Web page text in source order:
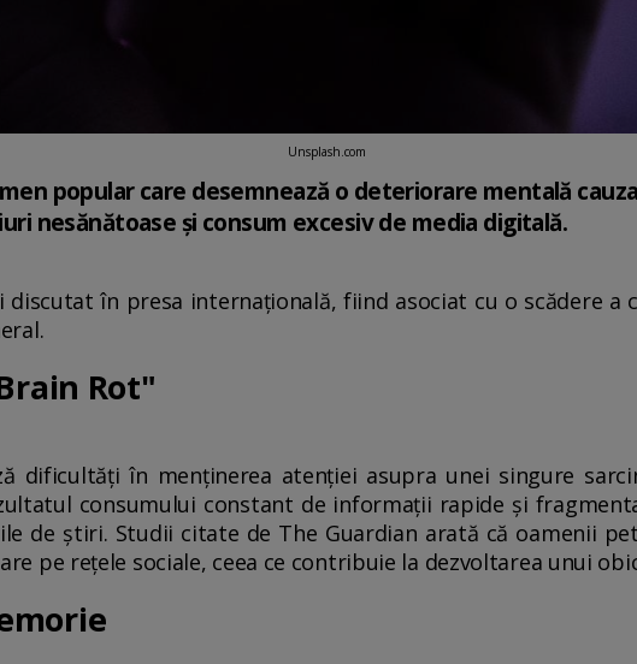
Unsplash.com
popular care desemnează o deteriorare mentală
nesănătoase și consum excesiv de media digitală.
discutat în presa internațională, fiind asociat cu o scădere a
Rot"
dificultăți în menținerea atenției asupra unei singure
consumului constant de informații rapide și
de știri. Studii citate de The Guardian arată că oamenii
pe rețele sociale, ceea ce contribuie la dezvoltarea unui